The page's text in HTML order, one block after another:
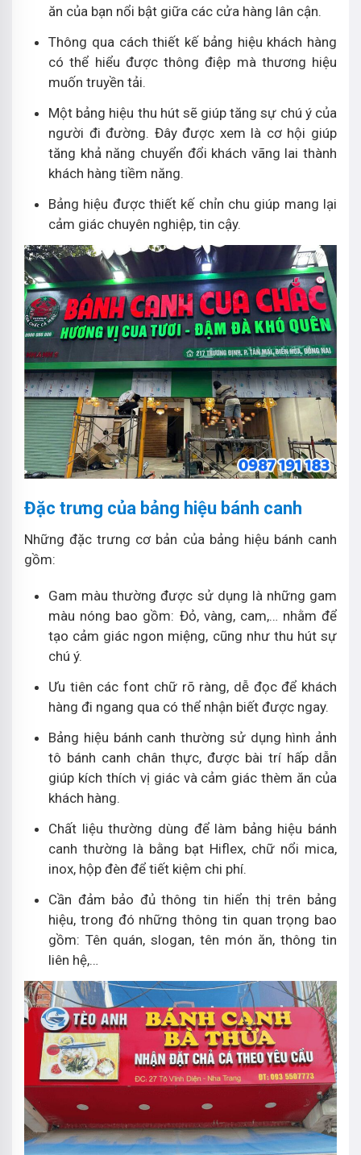
ăn của bạn nổi bật giữa các cửa hàng lân cận.
Thông qua cách thiết kế bảng hiệu khách hàng
có thể hiểu được thông điệp mà thương hiệu
muốn truyền tải.
Một bảng hiệu thu hút sẽ giúp tăng sự chú ý của
người đi đường. Đây được xem là cơ hội giúp
tăng khả năng chuyển đổi khách vãng lai thành
khách hàng tiềm năng.
Bảng hiệu được thiết kế chỉn chu giúp mang lại
cảm giác chuyên nghiệp, tin cậy.
Đặc trưng của bảng hiệu bánh canh
Những đặc trưng cơ bản của bảng hiệu bánh canh
gồm:
Gam màu thường được sử dụng là những gam
màu nóng bao gồm: Đỏ, vàng, cam,… nhằm để
tạo cảm giác ngon miệng, cũng như thu hút sự
chú ý.
Ưu tiên các font chữ rõ ràng, dễ đọc để khách
hàng đi ngang qua có thể nhận biết được ngay.
Bảng hiệu bánh canh thường sử dụng hình ảnh
tô bánh canh chân thực, được bài trí hấp dẫn
giúp kích thích vị giác và cảm giác thèm ăn của
khách hàng.
Chất liệu thường dùng để làm bảng hiệu bánh
canh thường là bằng bạt Hiflex, chữ nổi mica,
inox, hộp đèn để tiết kiệm chi phí.
Cần đảm bảo đủ thông tin hiển thị trên bảng
hiệu, trong đó những thông tin quan trọng bao
gồm: Tên quán, slogan, tên món ăn, thông tin
liên hệ,…